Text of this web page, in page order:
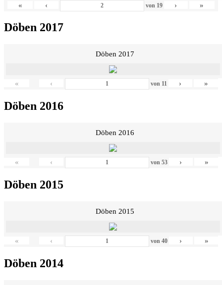
« ‹ von 19 › »
Döben 2017
Döben 2017
« ‹ von 11 › »
Döben 2016
Döben 2016
« ‹ von 53 › »
Döben 2015
Döben 2015
« ‹ von 40 › »
Döben 2014